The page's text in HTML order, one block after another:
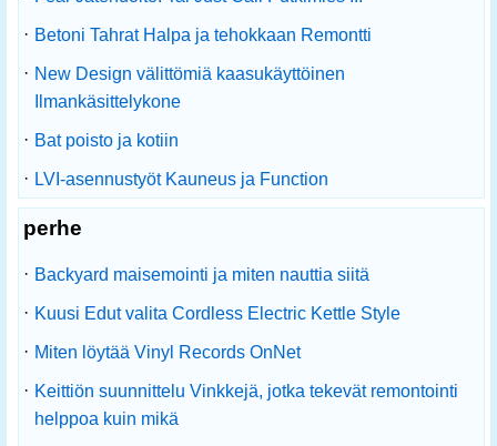
· Betoni Tahrat Halpa ja tehokkaan Remontti
· New Design välittömiä kaasukäyttöinen
Ilmankäsittelykone
· Bat poisto ja kotiin
· LVI-asennustyöt Kauneus ja Function
perhe
· Backyard maisemointi ja miten nauttia siitä
· Kuusi Edut valita Cordless Electric Kettle Style
· Miten löytää Vinyl Records OnNet
· Keittiön suunnittelu Vinkkejä, jotka tekevät remontointi
helppoa kuin mikä